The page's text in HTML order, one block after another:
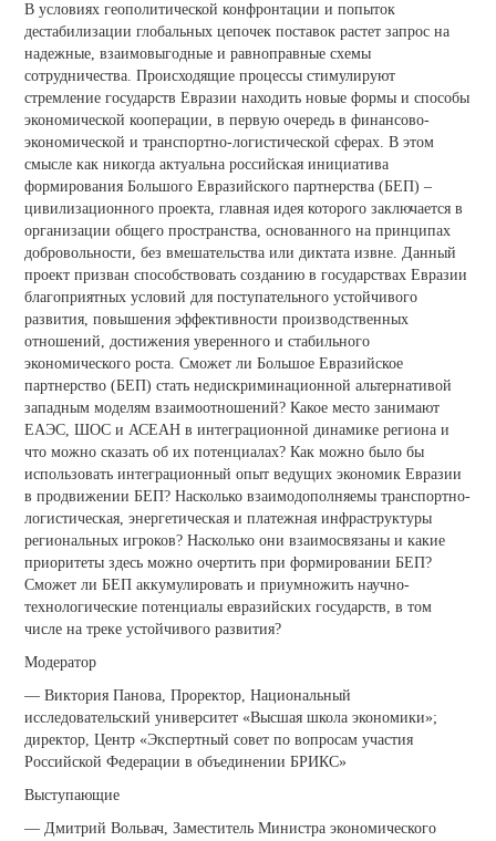
0.25
В условиях геополитической конфронтации и попыток
дестабилизации глобальных цепочек поставок растет запрос на
надежные, взаимовыгодные и равноправные схемы
сотрудничества. Происходящие процессы стимулируют
стремление государств Евразии находить новые формы и способы
экономической кооперации, в первую очередь в финансово-
экономической и транспортно-логистической сферах. В этом
смысле как никогда актуальна российская инициатива
формирования Большого Евразийского партнерства (БЕП) –
цивилизационного проекта, главная идея которого заключается в
организации общего пространства, основанного на принципах
добровольности, без вмешательства или диктата извне. Данный
проект призван способствовать созданию в государствах Евразии
благоприятных условий для поступательного устойчивого
развития, повышения эффективности производственных
отношений, достижения уверенного и стабильного
экономического роста. Сможет ли Большое Евразийское
партнерство (БЕП) стать недискриминационной альтернативой
западным моделям взаимоотношений? Какое место занимают
ЕАЭС, ШОС и АСЕАН в интеграционной динамике региона и
что можно сказать об их потенциалах? Как можно было бы
использовать интеграционный опыт ведущих экономик Евразии
в продвижении БЕП? Насколько взаимодополняемы транспортно-
логистическая, энергетическая и платежная инфраструктуры
региональных игроков? Насколько они взаимосвязаны и какие
приоритеты здесь можно очертить при формировании БЕП?
Сможет ли БЕП аккумулировать и приумножить научно-
технологические потенциалы евразийских государств, в том
числе на треке устойчивого развития?
Модератор
— Виктория Панова, Проректор, Национальный
исследовательский университет «Высшая школа экономики»;
директор, Центр «Экспертный совет по вопросам участия
Российской Федерации в объединении БРИКС»
Выступающие
— Дмитрий Вольвач, Заместитель Министра экономического